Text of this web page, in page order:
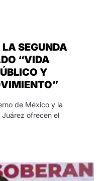
LA SEGUNDA
“VIDA
Y
de México y la
ofrecen el